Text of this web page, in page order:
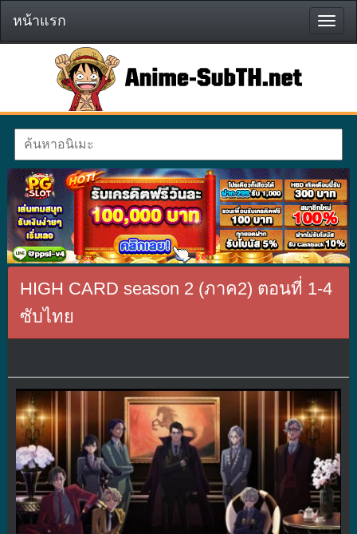
หน้า
แรก
หน้าแรก
HIGH CARD season 2 (ภาค2) ตอนที่ 1-4
ซับไทย